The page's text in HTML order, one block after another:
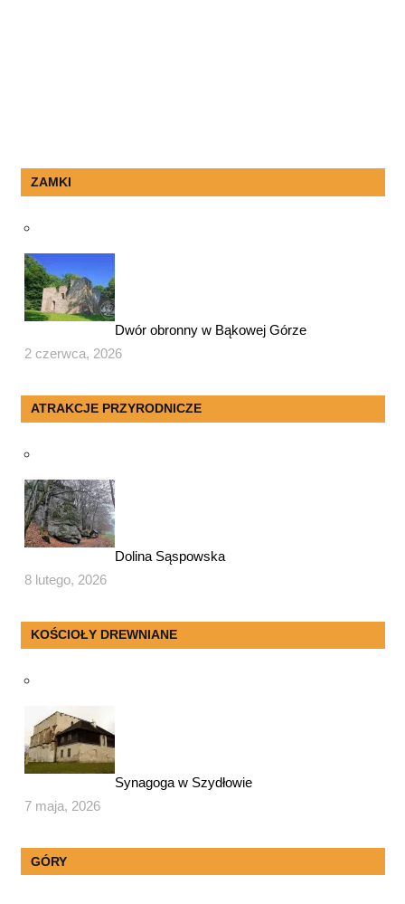
ZAMKI
Dwór obronny w Bąkowej Górze
2 czerwca, 2026
ATRAKCJE PRZYRODNICZE
Dolina Sąspowska
8 lutego, 2026
KOŚCIOŁY DREWNIANE
Synagoga w Szydłowie
7 maja, 2026
GÓRY